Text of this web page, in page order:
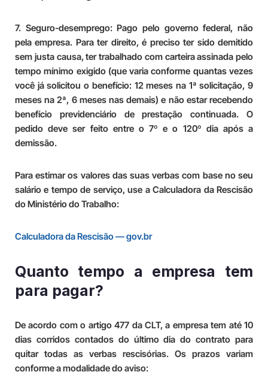
7. Seguro-desemprego:Pago pelo governo federal, não
pela empresa. Para ter direito, é preciso ter sido demitido
sem justa causa, ter trabalhado com carteira assinada pelo
tempo mínimo exigido (que varia conforme quantas vezes
você já solicitou o benefício: 12 meses na 1ª solicitação, 9
meses na 2ª, 6 meses nas demais) e não estar recebendo
benefício previdenciário de prestação continuada. O
pedido deve ser feito entre o 7º e o 120º dia após a
demissão.
Para estimar os valores das suas verbas com base no seu
salário e tempo de serviço, use a Calculadora da Rescisão
do Ministério do Trabalho:
Calculadora da Rescisão — gov.br
Quanto tempo a empresa tem
para pagar?
De acordo com o artigo 477 da CLT, a empresa tem até 10
dias corridos contados do último dia do contrato para
quitar todas as verbas rescisórias. Os prazos variam
conforme a modalidade do aviso: